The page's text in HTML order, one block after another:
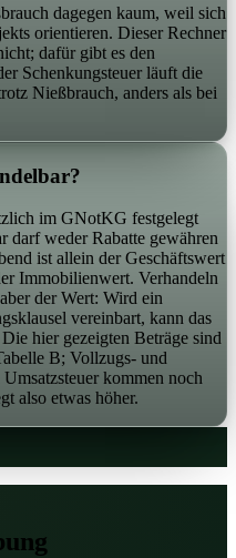
dagegen kaum, weil sich
orientieren. Dieser Rechner
dafür gibt es den
Schenkungsteuer läuft die
Nießbrauch, anders als bei
im GNotKG festgelegt
darf weder Rabatte gewähren
ist allein der Geschäftswert
Immobilienwert. Verhandeln
der Wert: Wird ein
vereinbart, kann das
hier gezeigten Beträge sind
B; Vollzugs- und
kommen noch
also etwas höher.